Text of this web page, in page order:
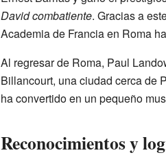
David combatiente. Gracias a
Academia de Francia en Roma
Al regresar de Roma, Paul
Billancourt, una ciudad cerca de
ha convertido en un pequeño
Reconocimientos y